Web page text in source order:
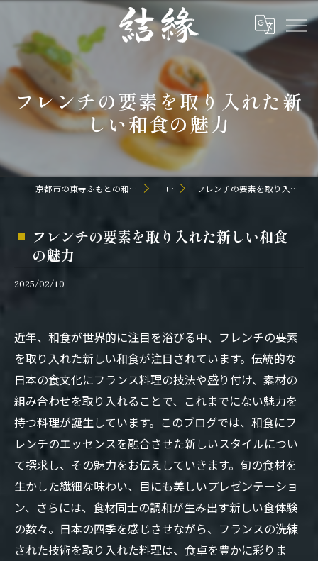
フレンチの要素を取り入れた新
しい和食の魅力
京都市の東寺ふもとの和食なら日本料理 結縁 コラム フレンチの要素を取り入れた新しい和食の魅力
フレンチの要素を取り入れた新しい和食
の魅力
2025/02/10
近年、和食が世界的に注目を浴びる中、フレンチの要素
を取り入れた新しい和食が注目されています。伝統的な
日本の食文化にフランス料理の技法や盛り付け、素材の
組み合わせを取り入れることで、これまでにない魅力を
持つ料理が誕生しています。このブログでは、和食にフ
レンチのエッセンスを融合させた新しいスタイルについ
て探求し、その魅力をお伝えしていきます。旬の食材を
生かした繊細な味わい、目にも美しいプレゼンテーショ
ン、さらには、食材同士の調和が生み出す新しい食体験
の数々。日本の四季を感じさせながら、フランスの洗練
された技術を取り入れた料理は、食卓を豊かに彩りま